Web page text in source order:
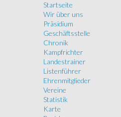
Startseite
Wir über uns
Präsidium
Geschäftsstelle
Chronik
Kampfrichter
Landestrainer
Listenführer
Ehrenmitglieder
Vereine
Statistik
Karte